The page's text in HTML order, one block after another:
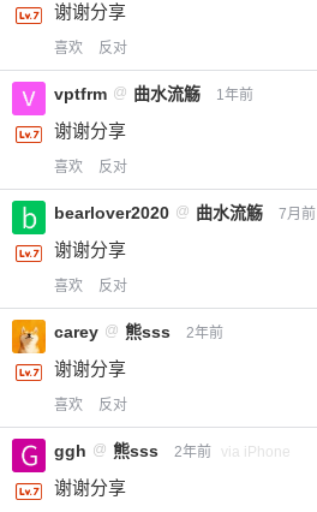
谢谢分享
喜欢 反对
vptfrm @ 曲水流觞 1年前
谢谢分享
喜欢 反对
bearlover2020 @ 曲水流觞 7月前
谢谢分享
喜欢 反对
carey @ 熊sss 2年前
谢谢分享
喜欢 反对
ggh @ 熊sss 2年前 via iPhone
谢谢分享